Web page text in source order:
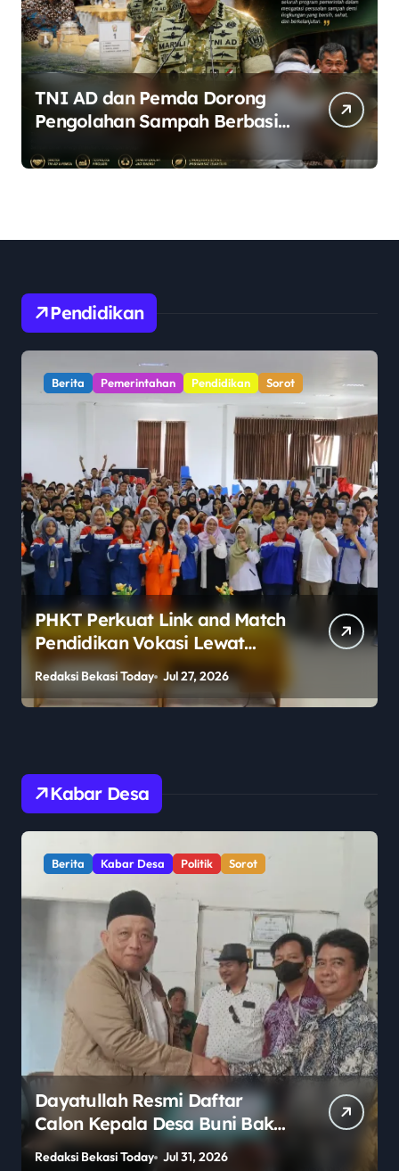
TNI AD dan Pemda Dorong
Pengolahan Sampah Berbasis
Pendidikan
Berita Pemerintahan Pendidikan Sorot
PHKT Perkuat Link and Match
Pendidikan Vokasi Lewat
Program Guru Tamu di SMKN
2 Penajam Paser Utara
Redaksi Bekasi Today Jul 27, 2026
Kabar Desa
Berita Kabar Desa Politik Sorot
Dayatullah Resmi Daftar
Calon Kepala Desa Buni Bakti
2026–2034, Diantar Keluarga
Redaksi Bekasi Today Jul 31, 2026